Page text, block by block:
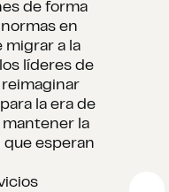
de forma
en
migrar a la
líderes de
reimaginar
la era de
mantener la
que esperan